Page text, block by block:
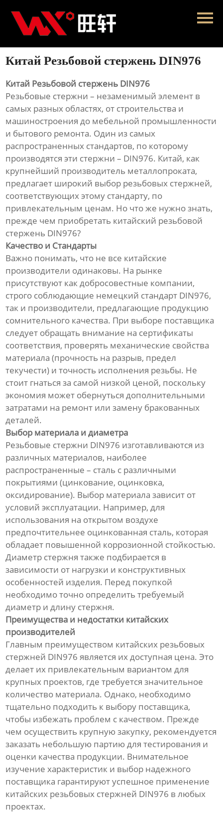
Главная
Продукция
Новости
О нас
Контакты
Китай Резьбовой стержень DIN976
Китай Резьбовой стержень DIN976
Резьбовые стержни – незаменимый элемент в
самых разных областях, от строительства и
машиностроения до мебельной промышленности
и бытового ремонта. Один из самых
распространенных стандартов, по которому
производятся эти стержни – DIN976. Китай, как
крупнейший производитель металлопроката,
предлагает широкий выбор резьбовых стержней,
соответствующих этому стандарту, по
привлекательным ценам. Но что же нужно знать,
прежде чем приобретать китайский резьбовой
стержень DIN976?
Качество и Стандарты
Важно понимать, что не все китайские
производители одинаковы. На рынке
присутствуют как добросовестные компании,
строго соблюдающие немецкий стандарт DIN976,
так и производители, предлагающие продукцию
сомнительного качества. При выборе поставщика
следует обращать внимание на сертификаты
соответствия, проверять механические свойства
материала (прочность на разрыв, предел
текучести) и точность исполнения резьбы. Не
стоит гнаться за самой низкой ценой, поскольку
экономия может обернуться дополнительными
затратами на ремонт или замену бракованных
деталей.
Выбор материала и диаметра
Резьбовые стержни DIN976 изготавливаются из
различных материалов, наиболее
распространенные – сталь с различными
покрытиями (цинкование, оцинковка,
оксидирование). Выбор материала зависит от
условий эксплуатации. Например, для
использования на открытом воздухе
предпочтительнее оцинкованная сталь, которая
обладает повышенной коррозионной стойкостью.
Диаметр стержня также подбирается в
зависимости от нагрузки и конструктивных
особенностей изделия. Перед покупкой
необходимо точно определить требуемый
диаметр и длину стержня.
Преимущества и недостатки китайских
производителей
Главным преимуществом китайских резьбовых
стержней DIN976 является их доступная цена. Это
делает их привлекательным вариантом для
крупных проектов, где требуется значительное
количество материала. Однако, необходимо
тщательно подходить к выбору поставщика,
чтобы избежать проблем с качеством. Прежде
чем осуществить крупную закупку, рекомендуется
заказать небольшую партию для тестирования и
оценки качества продукции. Внимательное
изучение характеристик и выбор надежного
поставщика гарантируют успешное применение
китайских резьбовых стержней DIN976 в любых
проектах.